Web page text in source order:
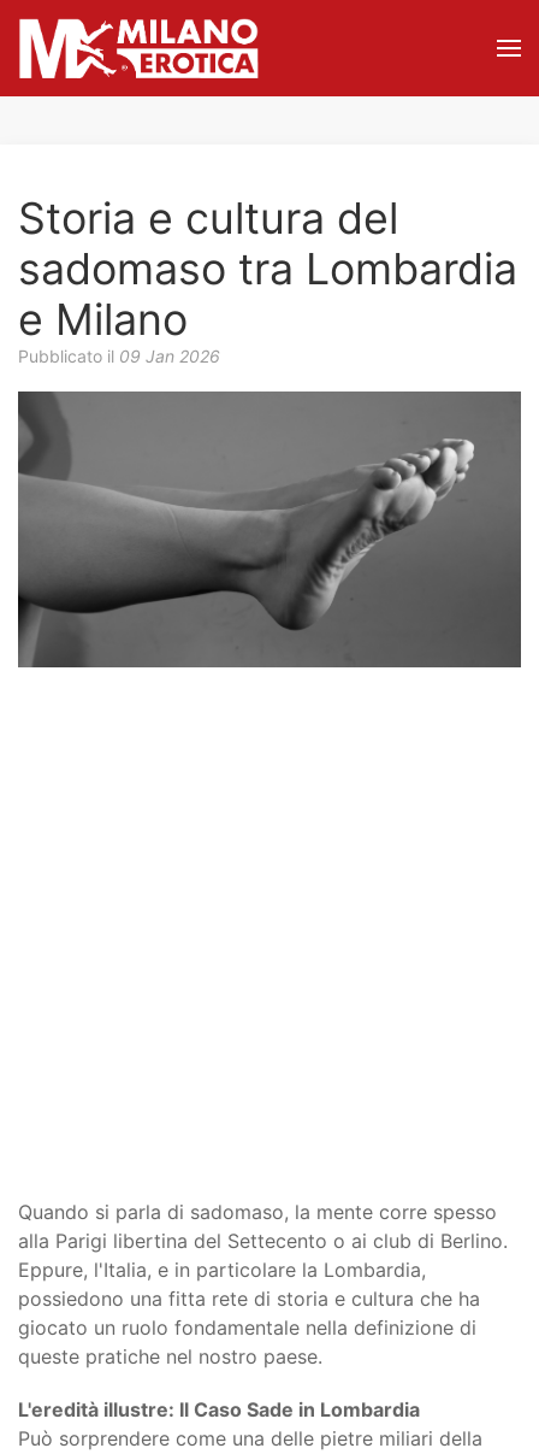
Storia e cultura del
sadomaso tra Lombardia
e Milano
Pubblicato il 09 Jan 2026
Quando si parla di sadomaso, la mente corre spesso
alla Parigi libertina del Settecento o ai club di Berlino.
Eppure, l'Italia, e in particolare la Lombardia,
possiedono una fitta rete di storia e cultura che ha
giocato un ruolo fondamentale nella definizione di
queste pratiche nel nostro paese.
L'eredità illustre: Il Caso Sade in Lombardia
Può sorprendere come una delle pietre miliari della